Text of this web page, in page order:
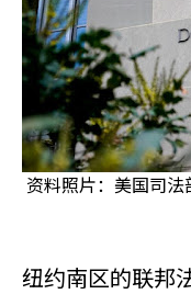
资料照片：美国司
纽约南区的联邦